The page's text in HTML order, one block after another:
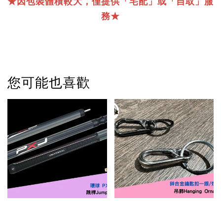
★因包裝體積較大，僅提供「宅配」或「自取」服
務★
您可能也喜歡